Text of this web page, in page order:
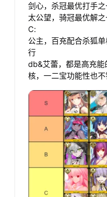
剑心，杀冠最优打手
太公望，骑冠最优解
C:
公主，百充配合杀狐
行
db&艾蕾，都是高充
核，一二宝功能性也